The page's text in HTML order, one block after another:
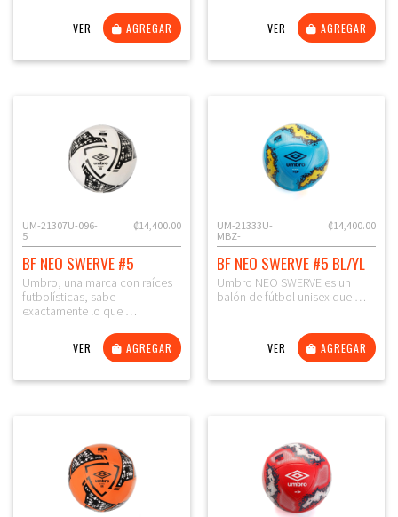
VER AGREGAR VER AGREGAR
₡14,400.00
UM-21307U-096-
5
BF NEO SWERVE #5
Umbro, una marca con raíces
futbolísticas, sabe
exactamente lo que …
VER AGREGAR
₡14,400.00
UM-21333U-
MBZ-
BF NEO SWERVE #5 BL/YL
Umbro NEO SWERVE es un
balón de fútbol unisex que …
VER AGREGAR